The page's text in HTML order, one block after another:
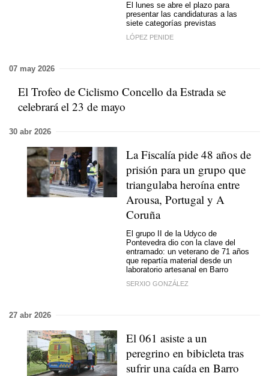
El lunes se abre el plazo para
presentar las candidaturas a las
siete categorías previstas
LÓPEZ PENIDE
07 may 2026
El Trofeo de Ciclismo Concello da Estrada se
celebrará el 23 de mayo
30 abr 2026
La Fiscalía pide 48 años de
prisión para un grupo que
triangulaba heroína entre
Arousa, Portugal y A
Coruña
El grupo II de la Udyco de
Pontevedra dio con la clave del
entramado: un veterano de 71 años
que repartía material desde un
laboratorio artesanal en Barro
SERXIO GONZÁLEZ
27 abr 2026
El 061 asiste a un
peregrino en bibicleta tras
sufrir una caída en Barro